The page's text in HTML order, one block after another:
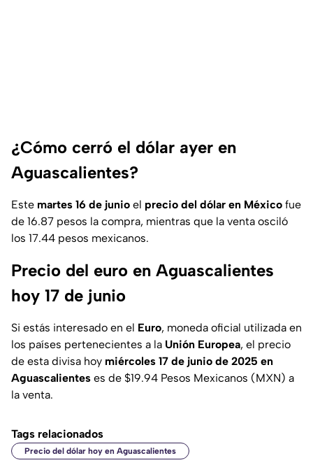
¿Cómo cerró el dólar ayer en
Aguascalientes?
Este martes 16 de junio el precio del dólar en México fue
de 16.87 pesos la compra, mientras que la venta osciló
los 17.44 pesos mexicanos.
Precio del euro en Aguascalientes
hoy 17 de junio
Si estás interesado en el Euro, moneda oficial utilizada en
los países pertenecientes a la Unión Europea, el precio
de esta divisa hoy miércoles 17 de junio de 2025 en
Aguascalientes es de $19.94 Pesos Mexicanos (MXN) a
la venta.
Tags relacionados
Precio del dólar hoy en Aguascalientes